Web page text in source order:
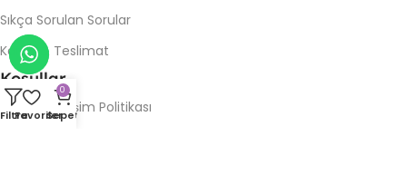
Sıkça Sorulan Sorular
Kargo & Teslimat
Koşullar
İade & Değişim Politikası
FiltreFavoriler
0
Sepet